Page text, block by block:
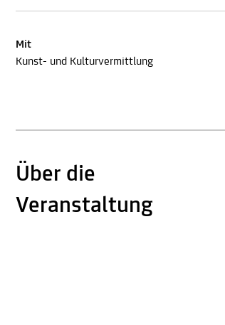
Mit
Kunst- und Kulturvermittlung
Über die
Veranstaltung